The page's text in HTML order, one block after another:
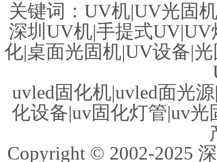
关键词：UV机|UV光固
深圳UV机|手提式
化|桌面光固机|UV设备|
uvled固化机|uvled面光
化设备|uv固化灯管|uv
Copyright © 2002-2025